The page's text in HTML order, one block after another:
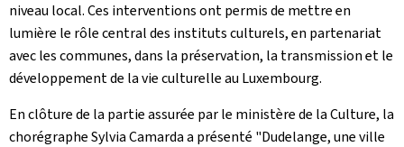
niveau local. Ces interventions ont permis de mettre en
lumière le rôle central des instituts culturels, en partenariat
avec les communes, dans la préservation, la transmission et le
développement de la vie culturelle au Luxembourg.
En clôture de la partie assurée par le ministère de la Culture, la
chorégraphe Sylvia Camarda a présenté "Dudelange, une ville